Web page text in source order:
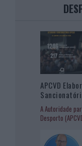
APCVD
A Autoridade
Desporto